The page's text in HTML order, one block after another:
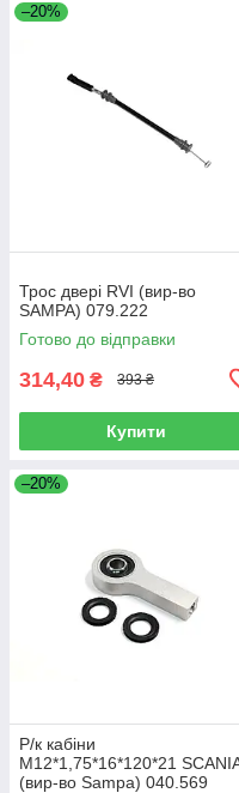
–20%
Трос двері RVI (вир-во
SAMPA) 079.222
Готово до відправки
314,40 ₴ 393 ₴
Купити
–20%
Р/к кабіни
M12*1,75*16*120*21
(вир-во Sampa) 040.569